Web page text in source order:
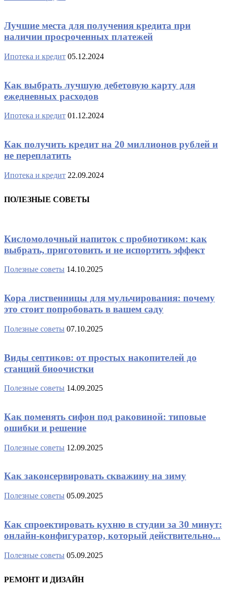
Лучшие места для получения кредита при
наличии просроченных платежей
Ипотека и кредит 05.12.2024
Как выбрать лучшую дебетовую карту для
ежедневных расходов
Ипотека и кредит 01.12.2024
Как получить кредит на 20 миллионов рублей и
не переплатить
Ипотека и кредит 22.09.2024
ПОЛЕЗНЫЕ СОВЕТЫ
Кисломолочный напиток с пробиотиком: как
выбрать, приготовить и не испортить эффект
Полезные советы 14.10.2025
Кора лиственницы для мульчирования: почему
это стоит попробовать в вашем саду
Полезные советы 07.10.2025
Виды септиков: от простых накопителей до
станций биоочистки
Полезные советы 14.09.2025
Как поменять сифон под раковиной: типовые
ошибки и решение
Полезные советы 12.09.2025
Как законсервировать скважину на зиму
Полезные советы 05.09.2025
Как спроектировать кухню в студии за 30 минут:
онлайн-конфигуратор, который действительно...
Полезные советы 05.09.2025
РЕМОНТ И ДИЗАЙН